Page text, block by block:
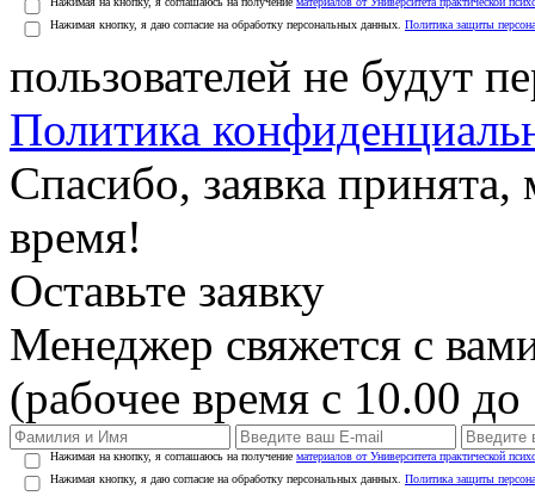
Нажимая кнопку, я даю согласие на обработку персональных данных. Политика защиты
пользователей не будут
Политика
Спасибо, заявка
время!
Оставьте заявку
Менеджер свяжется с
(рабочее время с 10.00
Нажимая на кнопку, я соглашаюсь на получение материалов от Университета практической
Нажимая кнопку, я даю согласие на обработку персональных данных. Политика защиты